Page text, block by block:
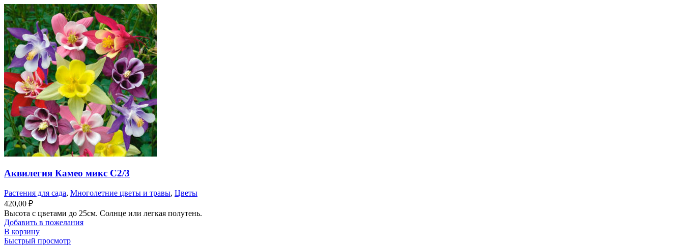
Аквилегия Камео микс С2/3
Растения для сада, Многолетние цветы и травы, Цветы
420,00 ₽
Высота с цветами до 25см. Солнце или легкая полутень.
Добавить в пожелания
В корзину
Быстрый просмотр